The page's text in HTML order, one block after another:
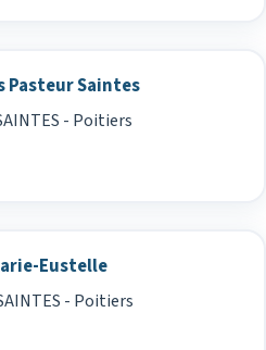
Pasteur Saintes
- Poitiers
Eustelle
- Poitiers